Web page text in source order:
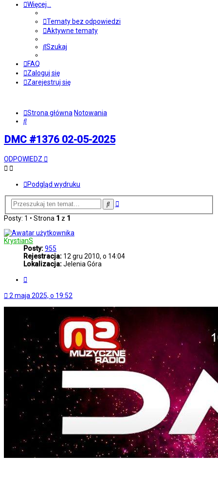
Więcej…
Tematy bez odpowiedzi
Aktywne tematy
Szukaj
FAQ
Zaloguj się
Zarejestruj się
Strona główna Notowania
Szukaj
DMC #1376 02-05-2025
ODPOWIEDZ
Podgląd wydruku
SzukajWyszukiwanie
Posty: 1 • Strona 1 z 1
KrystianS
Posty:955
Rejestracja: 12 gru 2010, o 14:04
Lokalizacja:Jelenia Góra
2 maja 2025, o 19:52